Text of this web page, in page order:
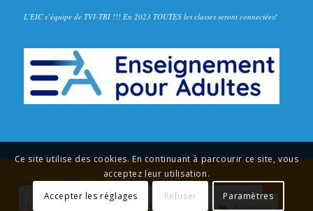
L’EIC s’équipe de TVI-TBI !!! En 2023 TOUTES les classes seront connectées!
©2021 EICourcelles - Agence webAlégorix
Accueil
Formations Inscriptions Val. Acquis
Plan d’accompagnement Inclusif R.O.I.
Enseign. Adultes Plan d’accès Contacts Actualités
Ce site utilise des cookies. En continuant à parcourir ce site, vous
acceptez leur utilisation.
Accepter les réglages
Refuser Paramètres